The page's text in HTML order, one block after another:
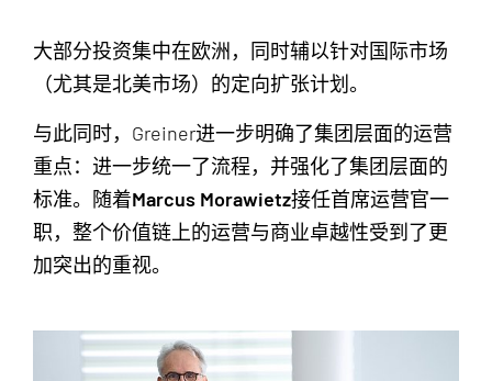
大部分投资集中在欧洲，同时辅以针对国际市场
（尤其是北美市场）的定向扩张计划。
与此同时，Greiner进一步明确了集团层面的运营
重点：进一步统一了流程，并强化了集团层面的
标准。随着Marcus Morawietz接任首席运营官一
职，整个价值链上的运营与商业卓越性受到了更
加突出的重视。